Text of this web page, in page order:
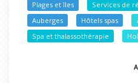
Plages et îles
Services de
Auberges
Hôtels spas
Spa et thalassothérapie